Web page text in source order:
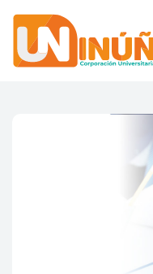
Skip to main content